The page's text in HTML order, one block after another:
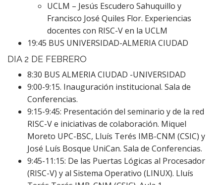
UCLM – Jesús Escudero Sahuquillo y
Francisco José Quiles Flor. Experiencias
docentes con RISC-V en la UCLM
19:45 BUS UNIVERSIDAD-ALMERIA CIUDAD
DIA 2 DE FEBRERO
8:30 BUS ALMERIA CIUDAD -UNIVERSIDAD
9:00-9:15. Inauguración institucional. Sala de
Conferencias.
9:15-9:45: Presentación del seminario y de la red
RISC-V e iniciativas de colaboración. Miquel
Moreto UPC-BSC, Lluís Terés IMB-CNM (CSIC) y
José Luís Bosque UniCan. Sala de Conferencias.
9:45-11:15: De las Puertas Lógicas al Procesador
(RISC-V) y al Sistema Operativo (LINUX). Lluís